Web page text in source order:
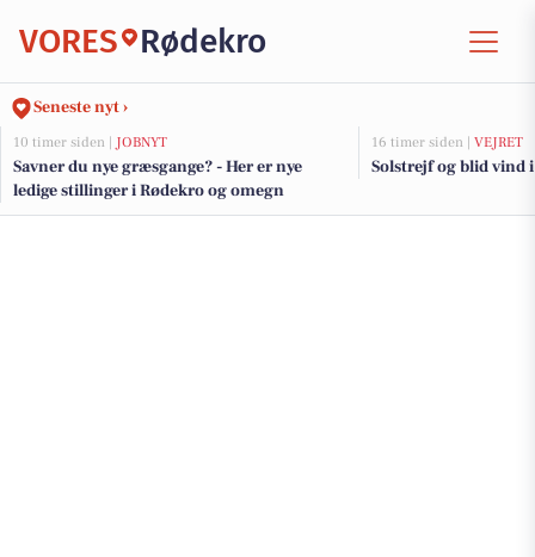
VORES Rødekro
Seneste nyt ›
10 timer siden | JOBNYT
Savner du nye græsgange? - Her er nye
ledige stillinger i Rødekro og omegn
16 timer siden | VEJRET
Solstrejf og blid vind